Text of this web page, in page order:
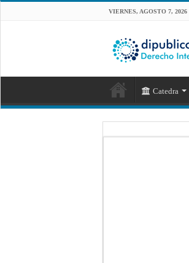
VIERNES, AGOSTO 7, 2026
Catedra